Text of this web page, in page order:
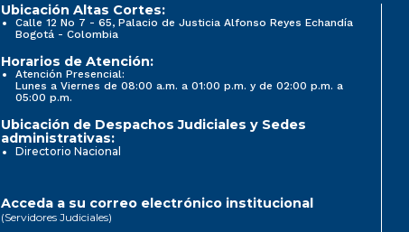
Ubicación Altas Cortes:
Calle 12 No 7 - 65, Palacio de Justicia Alfonso Reyes Echandía
Bogotá - Colombia
Horarios de Atención:
Atención Presencial:
Lunes a Viernes de 08:00 a.m. a 01:00 p.m. y de 02:00 p.m. a
05:00 p.m.
Ubicación de Despachos Judiciales y Sedes
administrativas:
Directorio Nacional
Acceda a su correo electrónico institucional
(Servidores Judiciales)